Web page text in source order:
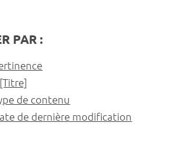
PAR :
[Titre]
de contenu
de dernière modification